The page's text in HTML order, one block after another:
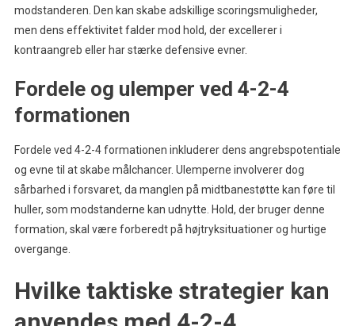
modstanderen. Den kan skabe adskillige scoringsmuligheder,
men dens effektivitet falder mod hold, der excellerer i
kontraangreb eller har stærke defensive evner.
Fordele og ulemper ved 4-2-4
formationen
Fordele ved 4-2-4 formationen inkluderer dens angrebspotentiale
og evne til at skabe målchancer. Ulemperne involverer dog
sårbarhed i forsvaret, da manglen på midtbanestøtte kan føre til
huller, som modstanderne kan udnytte. Hold, der bruger denne
formation, skal være forberedt på højtryksituationer og hurtige
overgange.
Hvilke taktiske strategier kan